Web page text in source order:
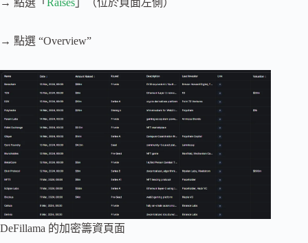
→ 點選 “Overview”
DeFillama 的加密籌資頁面